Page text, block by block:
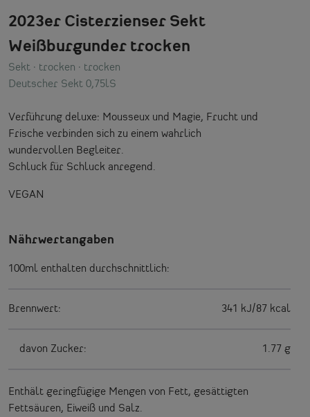
2023er Cisterzienser Sekt
Weißburgunder trocken
Sekt · trocken · trocken
Deutscher Sekt 0,75lS
Verführung deluxe: Mousseux und Magie, Frucht und
Frische verbinden sich zu einem wahrlich
wundervollen Begleiter.
Schluck für Schluck anregend.
VEGAN
Nährwertangaben
100ml enthalten durchschnittlich:
Brennwert: 341 kJ/87 kcal
davon Zucker: 1.77 g
Enthält geringfügige Mengen von Fett, gesättigten
Fettsäuren, Eiweiß und Salz.